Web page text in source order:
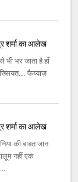
शर्मा का आलेख
भी भर जाता है हाँ
फैय्याज़
शर्मा का आलेख
की बाबत जान
नहीं एक